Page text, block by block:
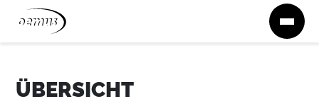
Zum Inhalt springen
ÜBERSICHT